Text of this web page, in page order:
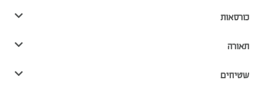
כורסאות
תאורה
שטיחים